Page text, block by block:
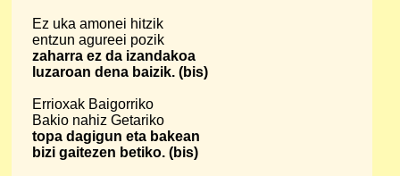
Ez uka amonei hitzik
entzun agureei pozik
zaharra ez da izandakoa
luzaroan dena baizik. (bis)
Errioxak Baigorriko
Bakio nahiz Getariko
topa dagigun eta bakean
bizi gaitezen betiko. (bis)